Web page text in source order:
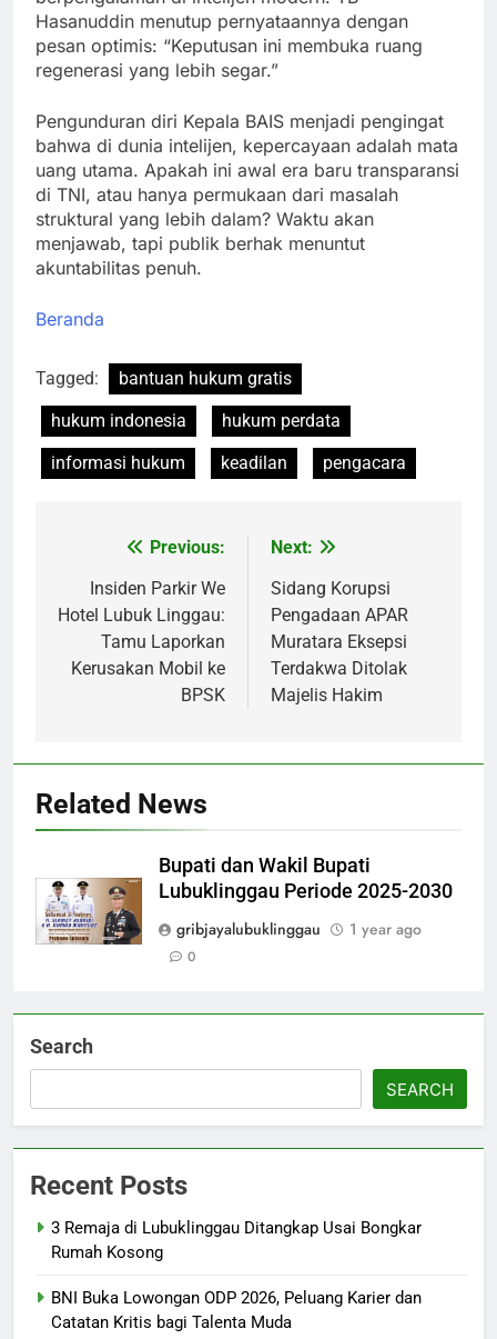
Hasanuddin menutup pernyataannya dengan
pesan optimis: “Keputusan ini membuka ruang
regenerasi yang lebih segar.”
Pengunduran diri Kepala BAIS menjadi pengingat
bahwa di dunia intelijen, kepercayaan adalah mata
uang utama. Apakah ini awal era baru transparansi
di TNI, atau hanya permukaan dari masalah
struktural yang lebih dalam? Waktu akan
menjawab, tapi publik berhak menuntut
akuntabilitas penuh.
Beranda
Tagged:
bantuan hukum gratis
hukum indonesia
hukum perdata
informasi hukum
keadilan pengacara
navigation
Previous:
Insiden Parkir We
Hotel Lubuk Linggau:
Tamu Laporkan
Kerusakan Mobil ke
BPSK
Next:
Sidang Korupsi
Pengadaan APAR
Muratara Eksepsi
Terdakwa Ditolak
Majelis Hakim
Related News
Bupati dan Wakil Bupati
Lubuklinggau Periode 2025-2030
gribjayalubuklinggau
1 year ago
0
Search
SEARCH
Recent Posts
3 Remaja di Lubuklinggau Ditangkap Usai Bongkar
Rumah Kosong
BNI Buka Lowongan ODP 2026, Peluang Karier dan
Catatan Kritis bagi Talenta Muda